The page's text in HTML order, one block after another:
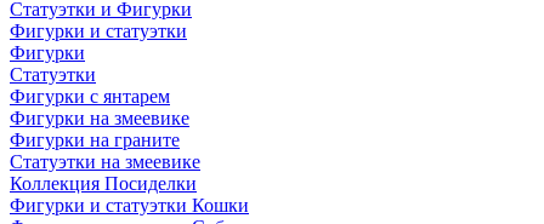
Статуэтки и Фигурки
Фигурки и статуэтки
Фигурки
Статуэтки
Фигурки с янтарем
Фигурки на змеевике
Фигурки на граните
Статуэтки на змеевике
Коллекция Посиделки
Фигурки и статуэтки Кошки